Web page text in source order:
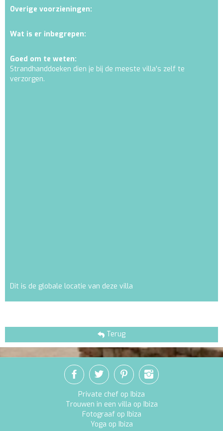
Overige voorzieningen:
Wat is er inbegrepen:
Goed om te weten:
Strandhanddoeken dien je bij de meeste villa's zelf te
verzorgen.
Dit is de globale locatie van deze villa
Terug
Private chef op Ibiza
Trouwen in een villa op Ibiza
Fotograaf op Ibiza
Yoga op Ibiza